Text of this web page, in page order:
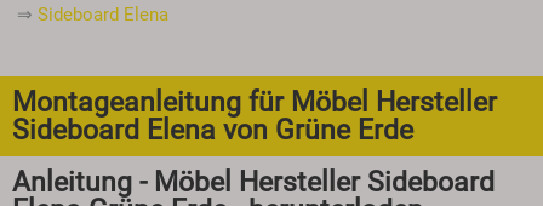
⇒ Sideboard Elena
Montageanleitung für Möbel Hersteller
Sideboard Elena von Grüne Erde
Anleitung - Möbel Hersteller Sideboard